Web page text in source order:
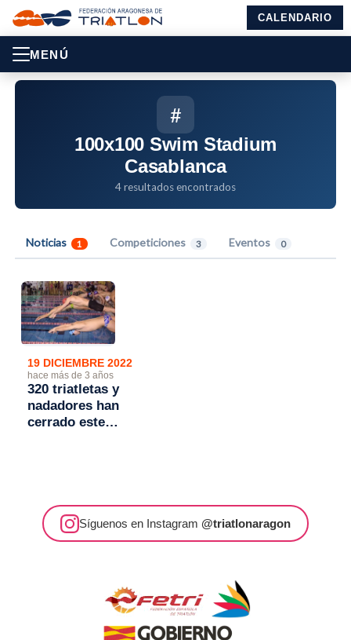
CALENDARIO
MENÚ
#
100x100 Swim Stadium
Casablanca
4 resultados encontrados
Noticias 1 Competiciones 3 Eventos 0
19 DICIEMBRE 2022
hace más de 3 años
320 triatletas y
nadadores han
cerrado este
Casablanca
Síguenos en Instagram @triatlonaragon